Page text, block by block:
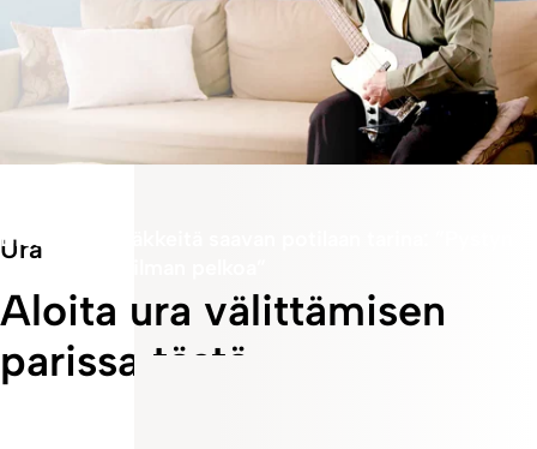
Biosimilaarilääkkeitä saavan potilaan tarina: ”Pystyn
taas elämään ilman pelkoa”
Ura
Aloita ura välittämisen
parissa tästä